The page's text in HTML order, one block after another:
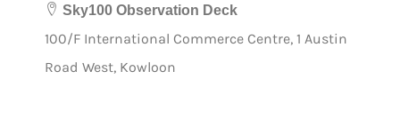
Sky100 Observation Deck
100/F International Commerce Centre, 1 Austin
Road West, Kowloon